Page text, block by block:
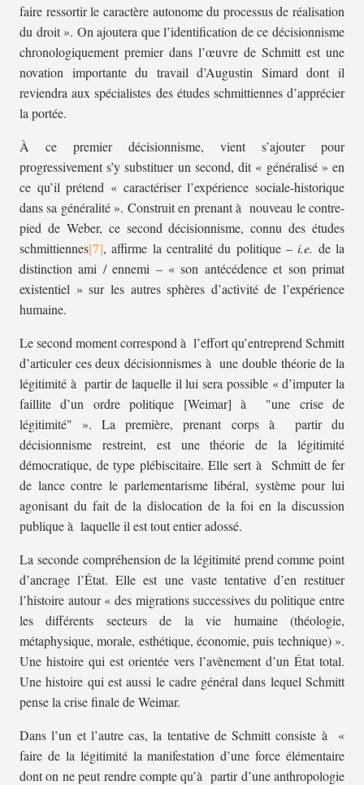
faire ressortir le caractère autonome du processus de réalisation
du droit ». On ajoutera que l’identification de ce décisionnisme
chronologiquement premier dans l’œuvre de Schmitt est une
novation importante du travail d’Augustin Simard dont il
reviendra aux spécialistes des études schmittiennes d’apprécier
la portée.
À ce premier décisionnisme, vient s’ajouter pour
progressivement s’y substituer un second, dit « généralisé » en
ce qu’il prétend « caractériser l’expérience sociale-historique
dans sa généralité ». Construit en prenant à nouveau le contre-
pied de Weber, ce second décisionnisme, connu des études
schmittiennes
, affirme la centralité du politique – i.e. de la
distinction ami / ennemi – « son antécédence et son primat
existentiel » sur les autres sphères d’activité de l’expérience
humaine.
Le second moment correspond à l’effort qu’entreprend Schmitt
d’articuler ces deux décisionnismes à une double théorie de la
légitimité à partir de laquelle il lui sera possible « d’imputer la
faillite d’un ordre politique [Weimar] à "une crise de
légitimité" ». La première, prenant corps à partir du
décisionnisme restreint, est une théorie de la légitimité
démocratique, de type plébiscitaire. Elle sert à Schmitt de fer
de lance contre le parlementarisme libéral, système pour lui
agonisant du fait de la dislocation de la foi en la discussion
publique à laquelle il est tout entier adossé.
La seconde compréhension de la légitimité prend comme point
d’ancrage l’État. Elle est une vaste tentative d’en restituer
l’histoire autour « des migrations successives du politique entre
les différents secteurs de la vie humaine (théologie,
métaphysique, morale, esthétique, économie, puis technique) ».
Une histoire qui est orientée vers l’avènement d’un État total.
Une histoire qui est aussi le cadre général dans lequel Schmitt
pense la crise finale de Weimar.
Dans l’un et l’autre cas, la tentative de Schmitt consiste à «
faire de la légitimité la manifestation d’une force élémentaire
dont on ne peut rendre compte qu’à partir d’une anthropologie